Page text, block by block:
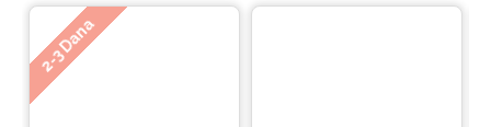
2-3 Dana